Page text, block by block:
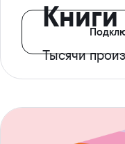
Книги
Тысячи
с доступом